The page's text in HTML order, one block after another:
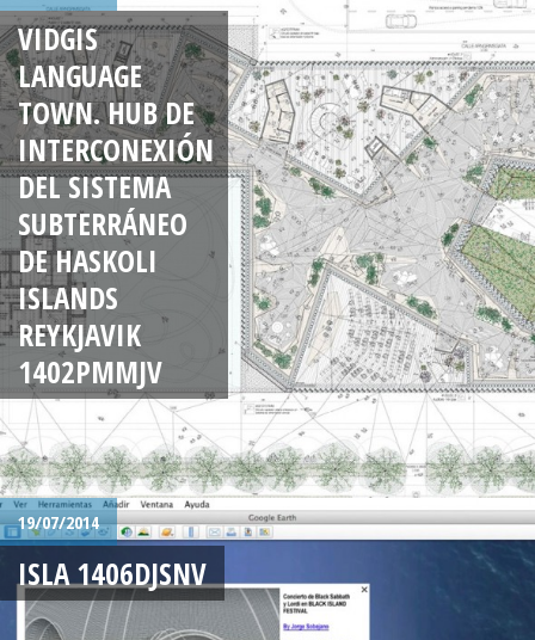
VIDGIS
LANGUAGE
TOWN. HUB DE
INTERCONEXIÓN
DEL SISTEMA
SUBTERRÁNEO
DE HASKOLI
ISLANDS
REYKJAVIK
1402PMMJV
19/07/2014
ISLA 1406DJSNV